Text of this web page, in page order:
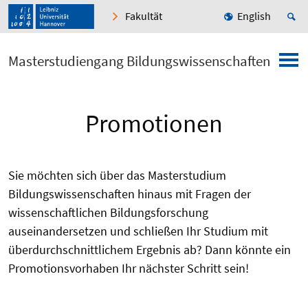
Fakultät English
Masterstudiengang Bildungswissenschaften
Promotionen
Sie möchten sich über das Masterstudium
Bildungswissenschaften hinaus mit Fragen der
wissenschaftlichen Bildungsforschung
auseinandersetzen und schließen Ihr Studium mit
überdurchschnittlichem Ergebnis ab? Dann könnte ein
Promotionsvorhaben Ihr nächster Schritt sein!